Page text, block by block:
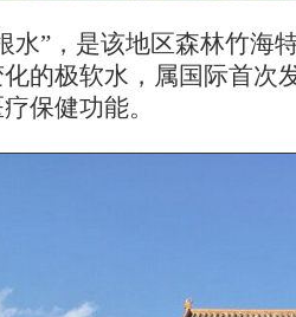
水”，是该地区森林竹海
的极软水，属国际首次
保健功能。